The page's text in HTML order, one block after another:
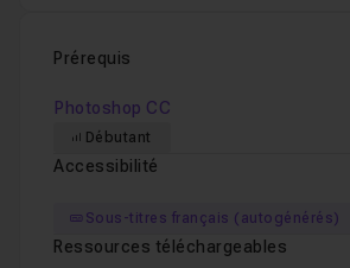
Prérequis
Photoshop CC
Débutant
Accessibilité
Sous-titres français (autogénérés)
Ressources téléchargeables